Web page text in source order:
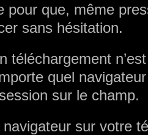
pour que, même
sans hésitation.
téléchargement
quel
sur le champ.
sur votre